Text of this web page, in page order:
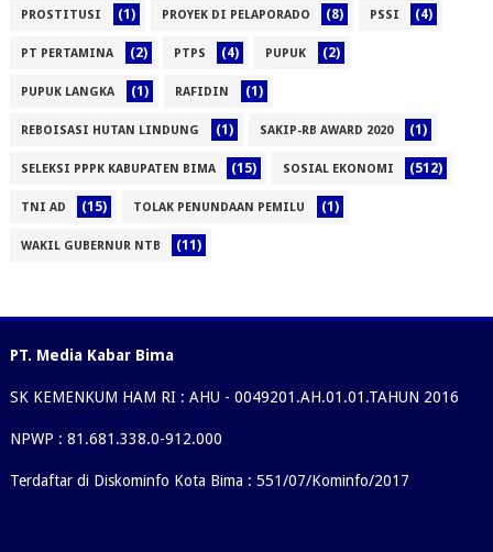
PROSTITUSI (1) PROYEK DI PELAPORADO (8) PSSI (4)
PT PERTAMINA (2) PTPS (4) PUPUK (2)
PUPUK LANGKA (1) RAFIDIN (1)
REBOISASI HUTAN LINDUNG (1) SAKIP-RB AWARD 2020 (1)
SELEKSI PPPK KABUPATEN BIMA (15) SOSIAL EKONOMI (512)
TNI AD (15) TOLAK PENUNDAAN PEMILU (1)
WAKIL GUBERNUR NTB (11)
PT. Media Kabar Bima
SK KEMENKUM HAM RI : AHU - 0049201.AH.01.01.TAHUN 2016
NPWP : 81.681.338.0-912.000
Terdaftar di Diskominfo Kota Bima : 551/07/Kominfo/2017